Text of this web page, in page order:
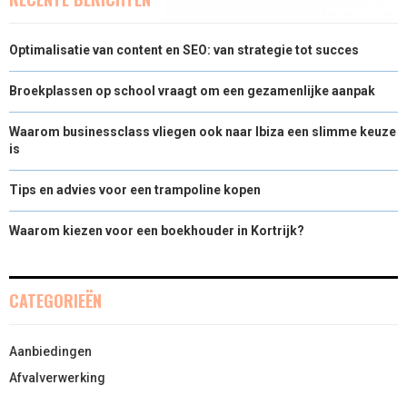
Optimalisatie van content en SEO: van strategie tot succes
Broekplassen op school vraagt om een gezamenlijke aanpak
Waarom businessclass vliegen ook naar Ibiza een slimme keuze
is
Tips en advies voor een trampoline kopen
Waarom kiezen voor een boekhouder in Kortrijk?
CATEGORIEËN
Aanbiedingen
Afvalverwerking